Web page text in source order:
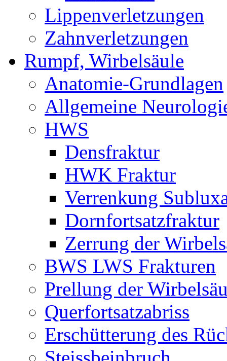
Lippenverletzungen
Zahnverletzungen
Rumpf, Wirbelsäule
Anatomie-Grundlagen
Allgemeine
HWS
Densfraktur
HWK Fraktur
Verrenkung
Dornfortsatzfraktur
Zerrung der
BWS LWS Frakturen
Prellung der
Querfortsatzabriss
Erschütterung des